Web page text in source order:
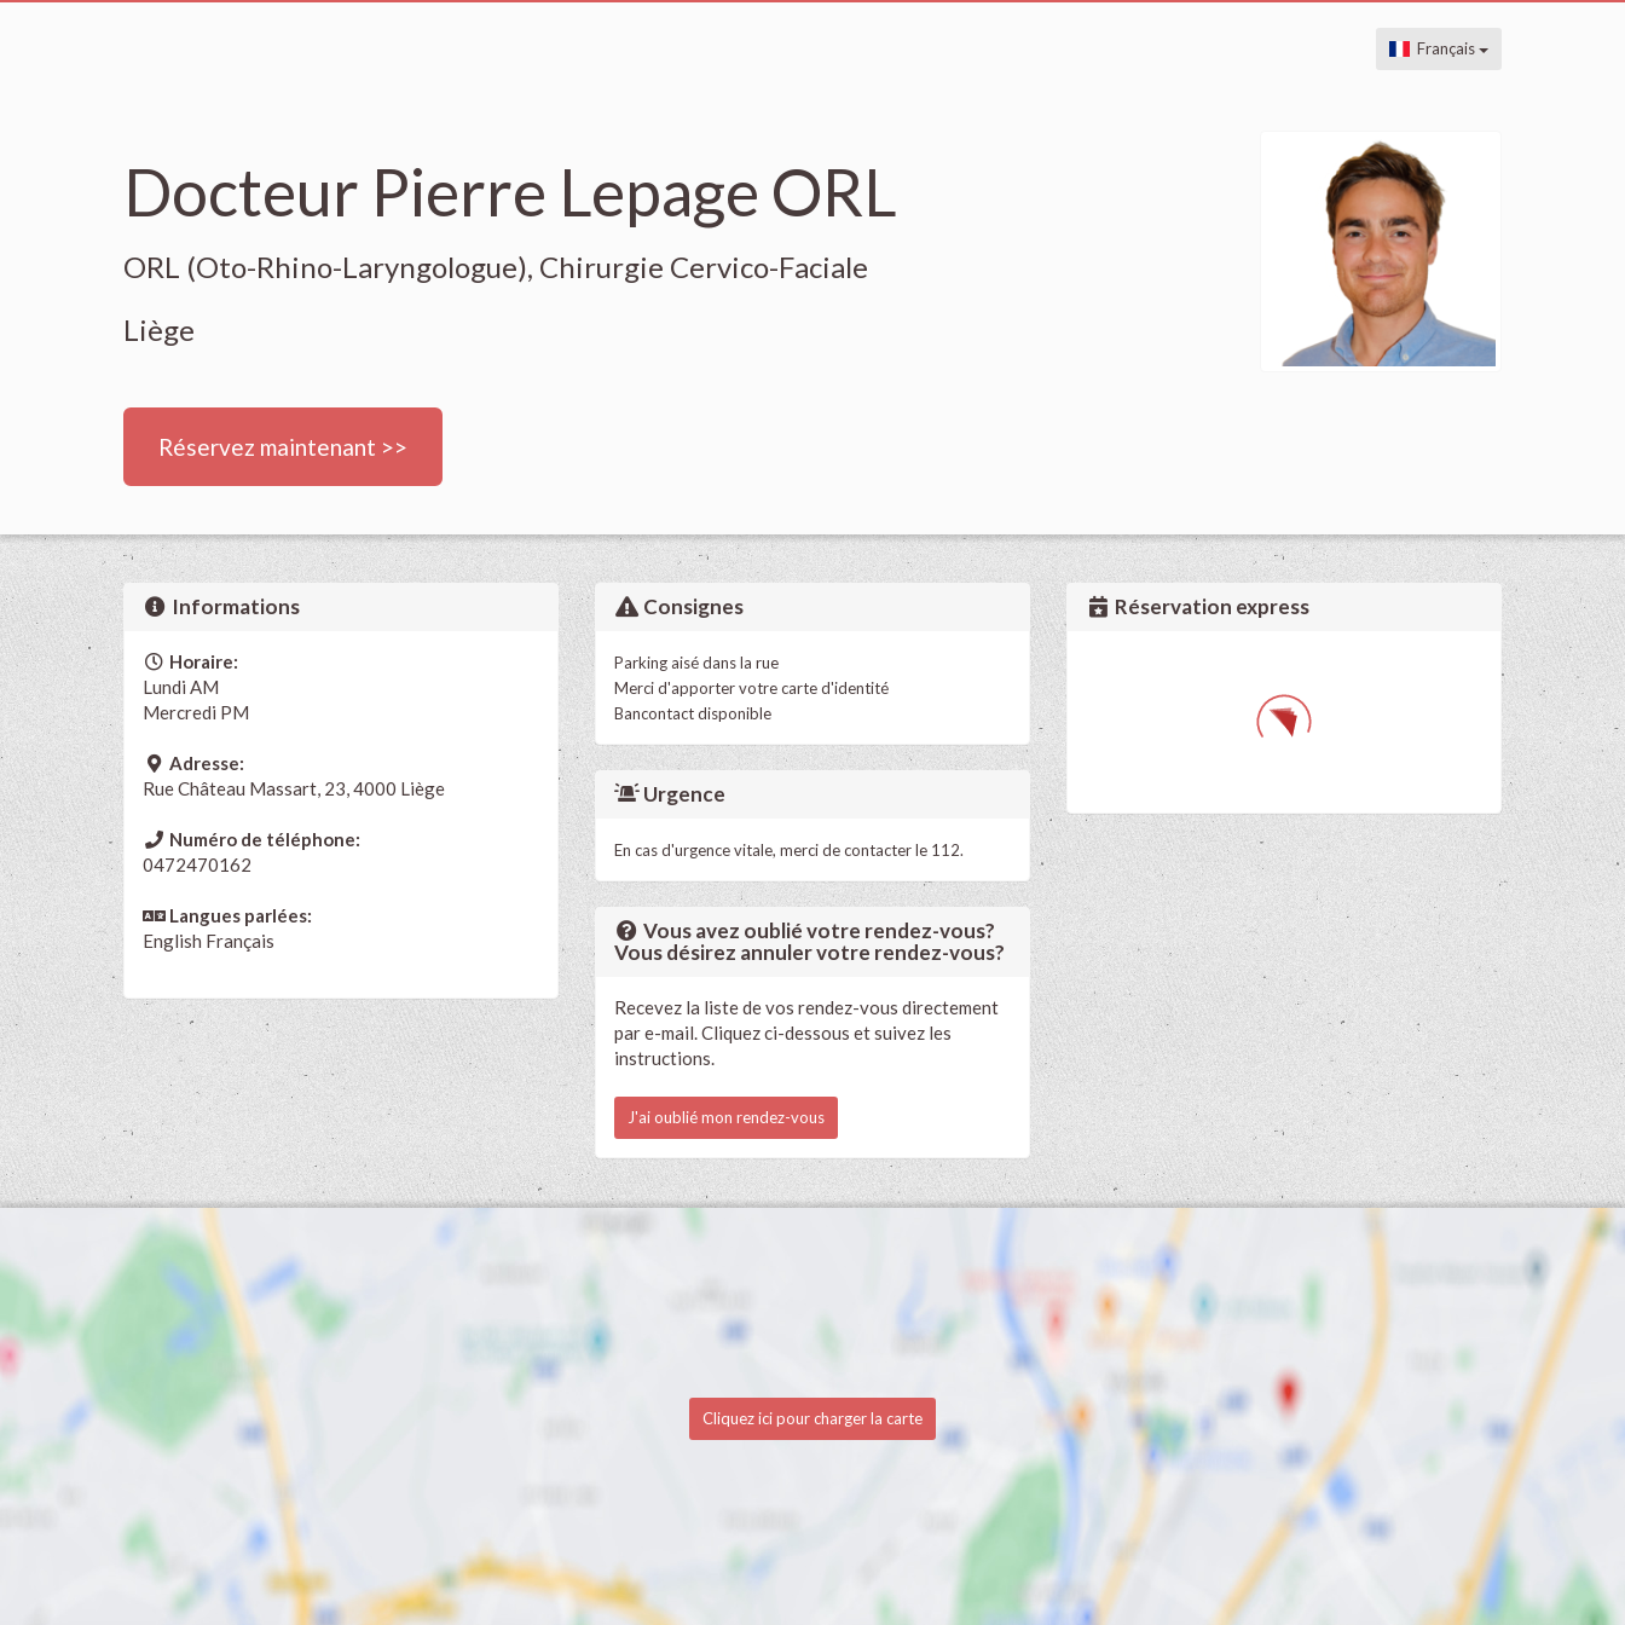
Français
Docteur Pierre Lepage ORL
ORL (Oto-Rhino-Laryngologue), Chirurgie Cervico-Faciale
Liège
Réservez maintenant >>
Informations
Horaire:
Lundi AM
Mercredi PM
Adresse:
Rue Château Massart, 23, 4000 Liège
Numéro de téléphone:
0472470162
Langues parlées:
English Français
Consignes
Parking aisé dans la rue
Merci d'apporter votre carte d'identité
Bancontact disponible
Urgence
En cas d'urgence vitale, merci de contacter le 112.
Vous avez oublié votre rendez-vous?
Vous désirez annuler votre rendez-vous?
Recevez la liste de vos rendez-vous directement
par e-mail. Cliquez ci-dessous et suivez les
instructions.
J'ai oublié mon rendez-vous
Réservation express
Cliquez ici pour charger la carte